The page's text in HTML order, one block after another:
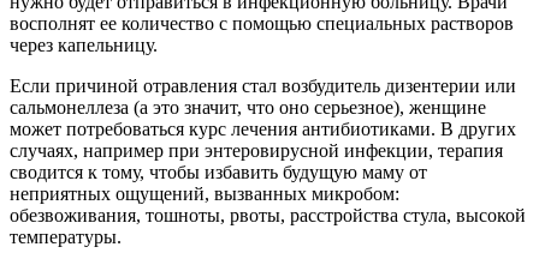
восполнят ее количество с помощью специальных растворов
через капельницу.
Если причиной отравления стал возбудитель дизентерии или
сальмонеллеза (а это значит, что оно серьезное), женщине
может потребоваться курс лечения антибиотиками. В других
случаях, например при энтеровирусной инфекции, терапия
сводится к тому, чтобы избавить будущую маму от
неприятных ощущений, вызванных микробом:
обезвоживания, тошноты, рвоты, расстройства стула, высокой
температуры.